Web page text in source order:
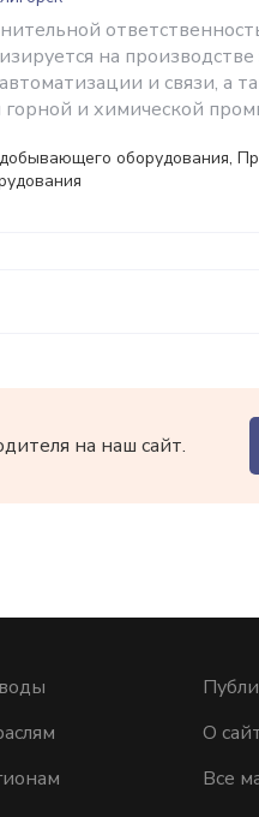
на
и связи, а
горной и химической
оборудования,
на наш сайт.
О
Все